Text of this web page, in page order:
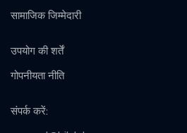
सामाजिक जिम्मेदारी
उपयोग की शर्तें
गोपनीयता नीति
संपर्क करें: